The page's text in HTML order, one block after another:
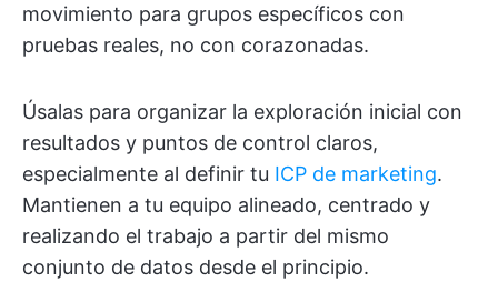
movimiento para grupos específicos con
pruebas reales, no con corazonadas.
Úsalas para organizar la exploración inicial con
resultados y puntos de control claros,
especialmente al definir tu ICP de marketing.
Mantienen a tu equipo alineado, centrado y
realizando el trabajo a partir del mismo
conjunto de datos desde el principio.